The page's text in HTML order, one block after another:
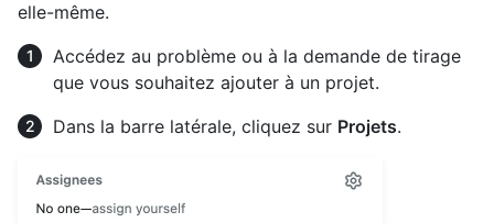
elle-même.
Accédez au problème ou à la demande de tirage
que vous souhaitez ajouter à un projet.
Dans la barre latérale, cliquez sur Projets.